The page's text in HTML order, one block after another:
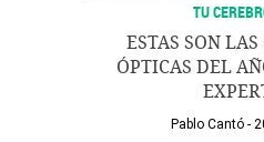
TU
ESTAS SON
ÓPTICAS DEL
Pablo Cantó